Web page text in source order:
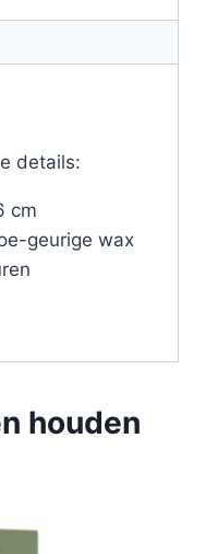
details:
cm
geurige wax
houden